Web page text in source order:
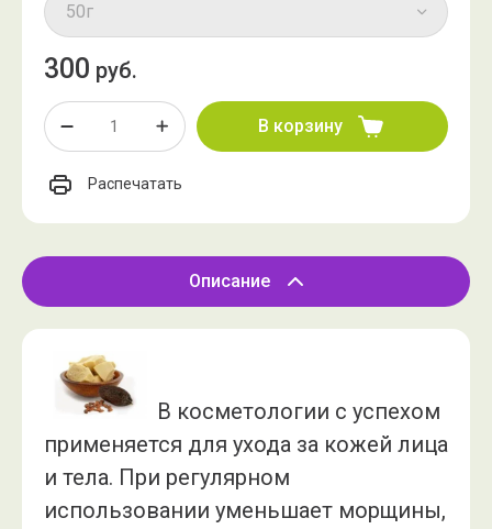
300 руб.
В корзину
Распечатать
Описание
В косметологии с успехом
применяется для ухода за кожей лица
и тела. При регулярном
использовании уменьшает морщины,